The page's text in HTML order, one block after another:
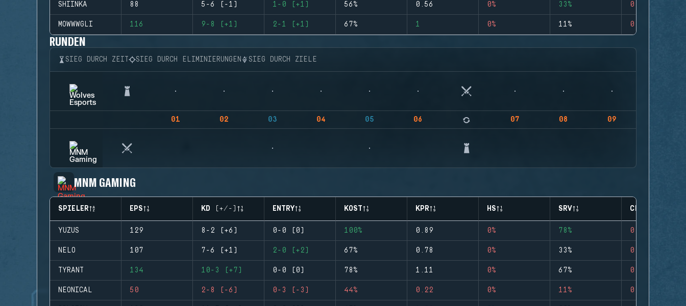
SHIINKA 88 5-6 (-1) 1-0 (+1) 56% 0.56 0% 33% 0
MOWWWGLI 116 9-8 (+1) 2-1 (+1) 67% 1 0% 11% 0
RUNDEN
SIEG DURCH ZEIT SIEG DURCH ELIMINIERUNGEN SIEG DURCH ZIELE
01 02 03 04 05 06 07 08 09
MNM GAMING
SPIELER EPS KD (+/-) ENTRY KOST KPR HS SRV CLUTCHES
YUZUS 129 8-2 (+6) 0-0 (0) 100% 0.89 0% 78% 0
NELO 107 7-6 (+1) 2-0 (+2) 67% 0.78 0% 33% 0
TYRANT 134 10-3 (+7) 0-0 (0) 78% 1.11 0% 67% 0
NEONICAL 50 2-8 (-6) 0-3 (-3) 44% 0.22 0% 11% 0